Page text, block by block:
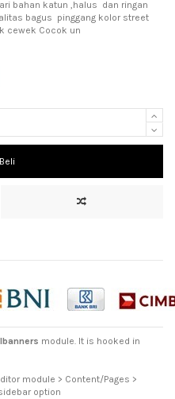
bahan katun ,halus dan ringan
bagus pinggang kolor street
cewek Cocok un
Beli
module. It is hooked in
module > Content/Pages >
option